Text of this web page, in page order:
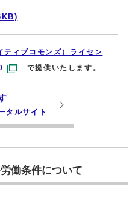
ティブコモンズ）ライセン
で提供いたします。
タルサイト
働条件について